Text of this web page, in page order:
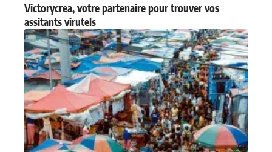
Victorycrea, votre partenaire pour trouver vos
assitants virutels